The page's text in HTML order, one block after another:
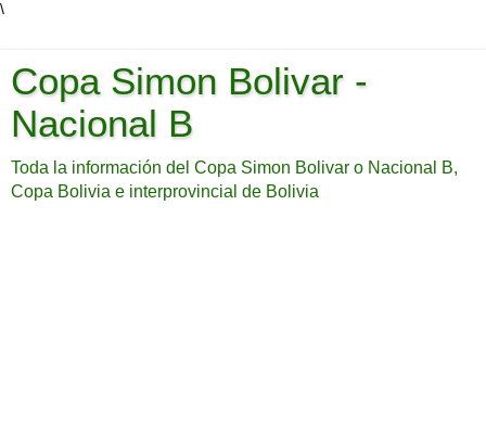
\
Copa Simon Bolivar -
Nacional B
Toda la información del Copa Simon Bolivar o Nacional B,
Copa Bolivia e interprovincial de Bolivia